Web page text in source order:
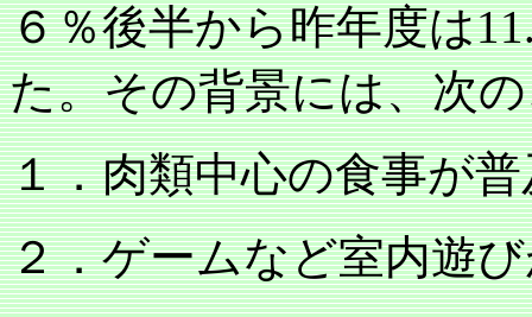
６％後半から昨年度は
た。その背景には、次
１．肉類中心の食事が
２．ゲームなど室内遊